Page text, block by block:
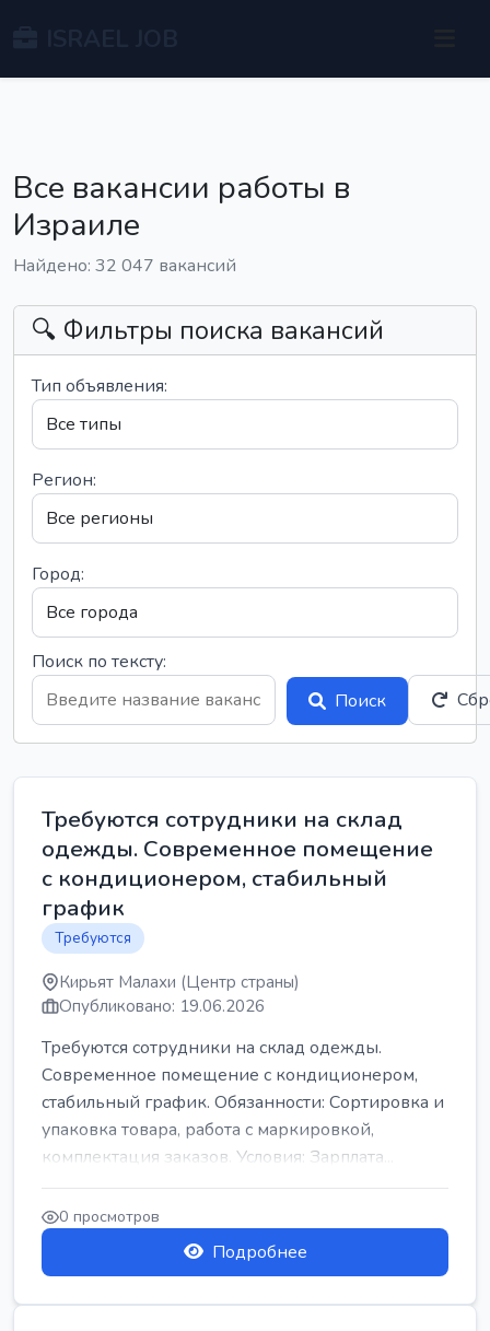
Все вакансии работы в
Израиле
Найдено: 32 047 вакансий
🔍 Фильтры поиска вакансий
Тип объявления:
Регион:
Город:
Поиск по тексту:
Поиск
Требуются сотрудники на склад
одежды. Современное помещение
с кондиционером, стабильный
график
Требуются
Кирьят Малахи (Центр страны)
Опубликовано: 19.06.2026
Требуются сотрудники на склад одежды.
Современное помещение с кондиционером,
стабильный график. Обязанности: Сортировка и
упаковка товара, работа с маркировкой,
комплектация заказов. Условия: Зарплата...
0 просмотров
Подробнее